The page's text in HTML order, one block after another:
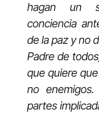
hagan un
conciencia
de la paz y no
Padre de
que quiere
no
partes